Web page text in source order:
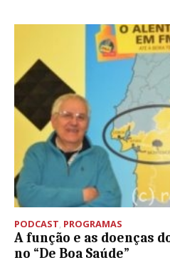
PODCAST, PROGRAMAS
A função e as doenças
no “De Boa Saúde”